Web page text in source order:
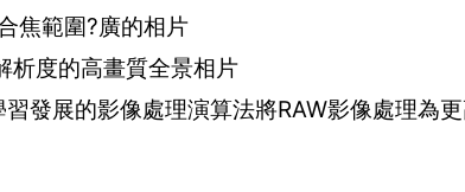
焦範圍?廣的相片
析度的高畫質全景相片
發展的影像處理演算法將RAW影像處理為